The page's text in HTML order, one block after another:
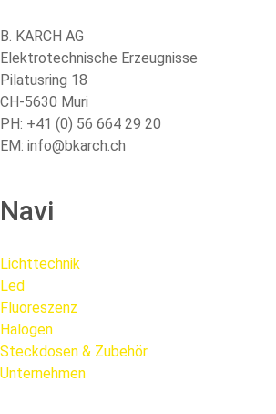
B. KARCH AG
Elektrotechnische Erzeugnisse
Pilatusring 18
CH-5630 Muri
PH: +41 (0) 56 664 29 20
EM: info@bkarch.ch
Navi
Lichttechnik
Led
Fluoreszenz
Halogen
Steckdosen & Zubehör
Unternehmen